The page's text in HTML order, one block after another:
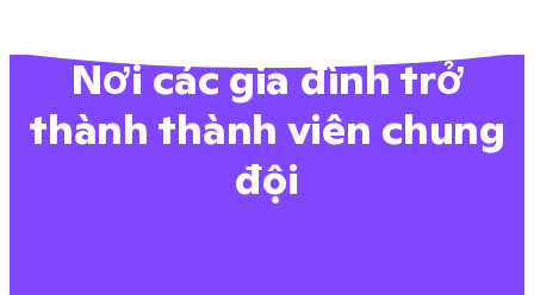
Nơi các gia đình trở
thành thành viên chung
đội